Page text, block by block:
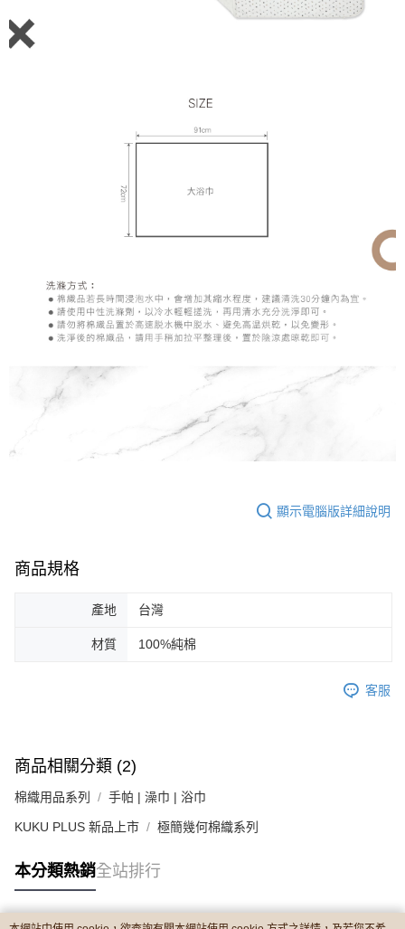
顯示電腦版詳細說明
商品規格
產地 台灣
材質 100%純棉
客服
商品相關分類 (2)
棉織用品系列 手帕 | 澡巾 | 浴巾
KUKU PLUS 新品上市 極簡幾何棉織系列
本分類熱銷全站排行